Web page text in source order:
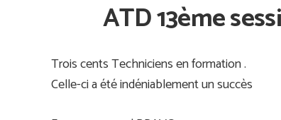
ATD 13ème
Trois cents Techniciens en formation .
Celle-ci a été indéniablement un succès